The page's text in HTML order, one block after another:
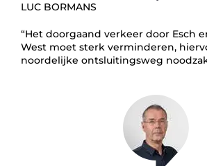
LUC BORMANS
“Het doorgaand verkeer door Esch
West moet sterk verminderen,
noordelijke ontsluitingsweg